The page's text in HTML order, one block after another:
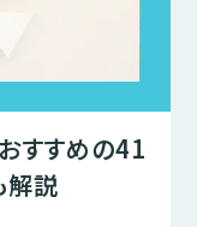
すすめの41
解説